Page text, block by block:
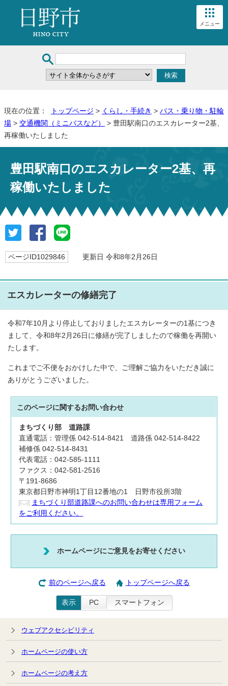
メニュー
現在の位置： トップページ > くらし・手続き > バス・乗り物・駐輪
場 > 交通機関（ミニバスなど）
> 豊田駅南口のエスカレーター2基、
再稼働いたしました
豊田駅南口のエスカレーター2基、再
稼働いたしました
ページID1029846 更新日 令和8年2月26日
エスカレーターの修繕完了
令和7年10月より停止しておりましたエスカレーターの1基につき
まして、令和8年2月26日に修繕が完了しましたので稼働を再開い
たします。
これまでご不便をおかけした中で、ご理解ご協力をいただき誠に
ありがとうございました。
このページに関するお問い合わせ
まちづくり部道路課
直通電話：管理係 042-514-8421 道路係 042-514-8422
補修係 042-514-8431
代表電話：042-585-1111
ファクス：042-581-2516
〒191-8686
東京都日野市神明1丁目12番地の1 日野市役所3階
まちづくり部道路課へのお問い合わせは専用フォーム
をご利用ください。
ホームページにご意見をお寄せください
前のページへ戻る トップページへ戻る
表示 PC スマートフォン
ウェブアクセシビリティ
ホームページの使い方
ホームページの考え方